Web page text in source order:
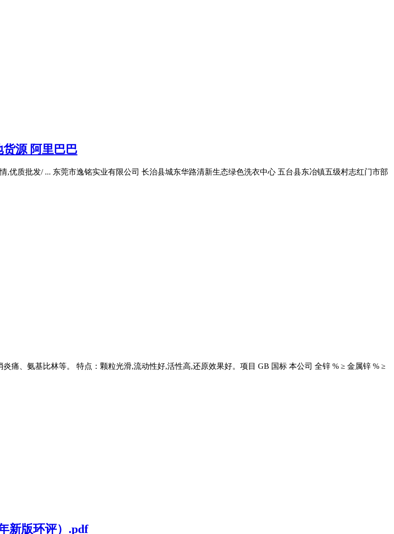
货源 阿里巴巴
,优质批发/ ... 东莞市逸铭实业有限公司 长治县城东华路清新生态绿色洗衣中心 五台县东冶镇五级村志红门市部
痛、氨基比林等。 特点：颗粒光滑,流动性好,活性高,还原效果好。项目 GB 国标 本公司 全锌 % ≥ 金属锌 % ≥
新版环评）.pdf